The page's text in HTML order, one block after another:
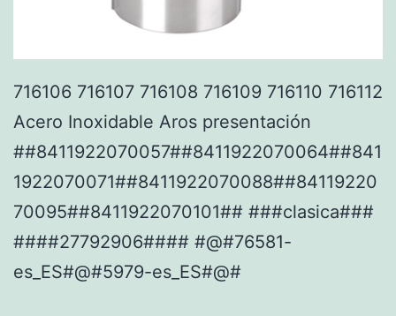
716106 716107 716108 716109 716110 716112
Acero Inoxidable Aros presentación
##8411922070057##8411922070064##841
1922070071##8411922070088##84119220
70095##8411922070101## ###clasica###
####27792906#### #@#76581-
es_ES#@#5979-es_ES#@#